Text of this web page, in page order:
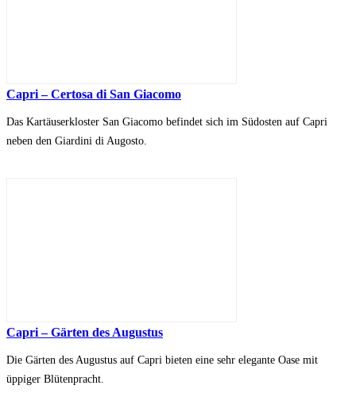
Capri – Certosa di San Giacomo
Das Kartäuserkloster San Giacomo befindet sich im Südosten auf Capri
neben den Giardini di Augosto.
Capri – Gärten des Augustus
Die Gärten des Augustus auf Capri bieten eine sehr elegante Oase mit
üppiger Blütenpracht.